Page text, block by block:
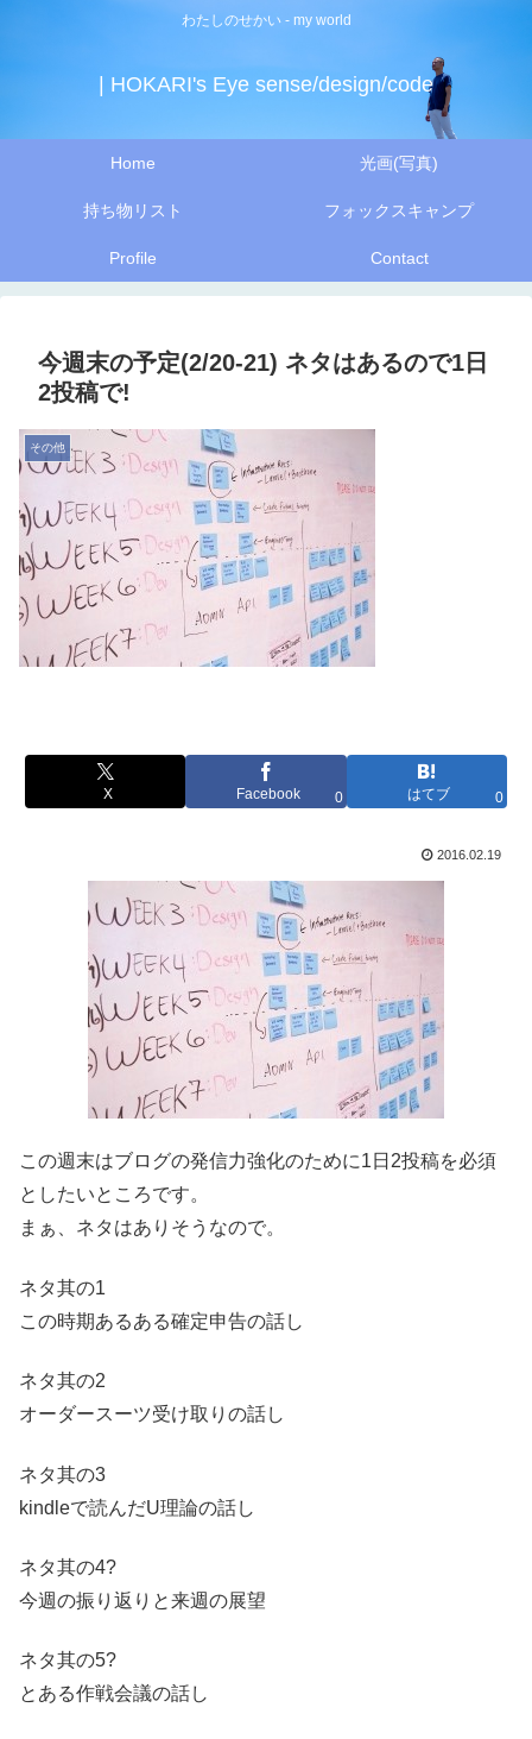
わたしのせかい - my world
| HOKARI's Eye sense/design/code
Home 光画(写真)
持ち物リスト フォックスキャンプ
Profile Contact
今週末の予定(2/20-21) ネタはあるので1日
2投稿で!
その他
X Facebook 0 はてブ 0
2016.02.19
この週末はブログの発信力強化のために1日2投稿を必須
としたいところです。
まぁ、ネタはありそうなので。
ネタ其の1
この時期あるある確定申告の話し
ネタ其の2
オーダースーツ受け取りの話し
ネタ其の3
kindleで読んだU理論の話し
ネタ其の4?
今週の振り返りと来週の展望
ネタ其の5?
とある作戦会議の話し